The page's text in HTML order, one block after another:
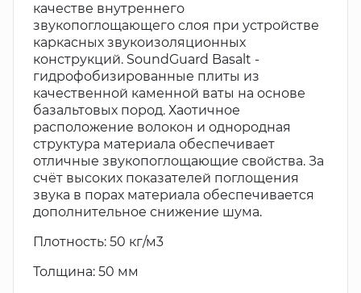
качестве внутреннего
звукопоглощающего слоя при устройстве
каркасных звукоизоляционных
конструкций. SoundGuard Basalt -
гидрофобизированные плиты из
качественной каменной ваты на основе
базальтовых пород. Хаотичное
расположение волокон и однородная
структура материала обеспечивает
отличные звукопоглощающие свойства. За
счёт высоких показателей поглощения
звука в порах материала обеспечивается
дополнительное снижение шума.
Плотность: 50 кг/м3
Толщина: 50 мм